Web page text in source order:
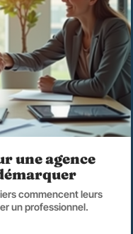
une agence
commencent leurs
un professionnel.